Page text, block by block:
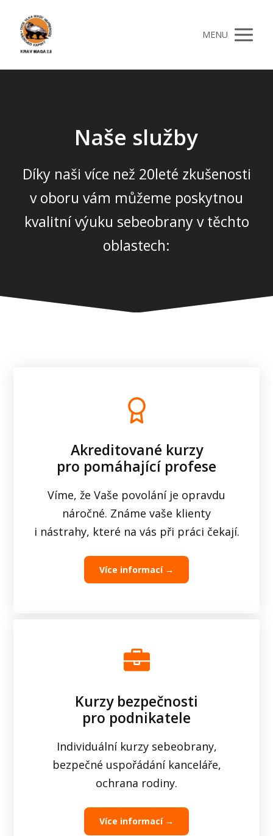
MENU
Naše služby
Díky naši více než 20leté zkušenosti
v oboru vám můžeme poskytnou
kvalitní výuku sebeobrany v těchto
oblastech:
Akreditované kurzy
pro pomáhající profese
Víme, že Vaše povolání je opravdu
náročné. Známe vaše klienty
i nástrahy, které na vás při práci čekají.
Více informací →
Kurzy bezpečnosti
pro podnikatele
Individuální kurzy sebeobrany,
bezpečné uspořádání kanceláře,
ochrana rodiny.
Více informací →